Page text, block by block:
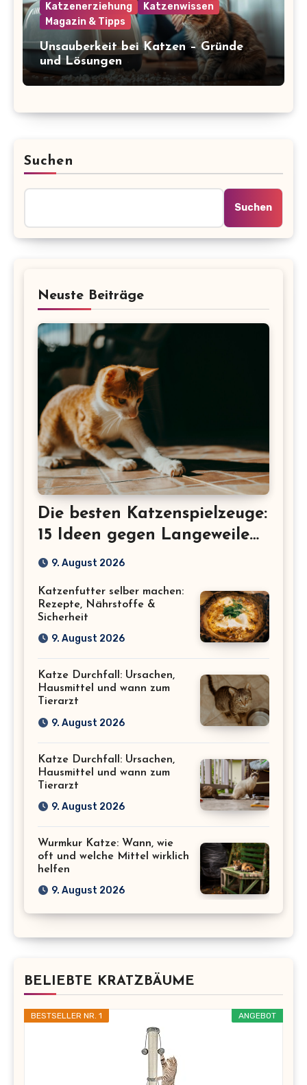
Katzenerziehung
Katzenwissen
Magazin & Tipps
Unsauberkeit bei Katzen – Gründe
und Lösungen
Suchen
Suchen
Neuste Beiträge
Die besten Katzenspielzeuge:
15 Ideen gegen Langeweile
bei Wohnungskatzen
9. August 2026
Katzenfutter selber machen:
Rezepte, Nährstoffe &
Sicherheit
9. August 2026
Katze Durchfall: Ursachen,
Hausmittel und wann zum
Tierarzt
9. August 2026
Katze Durchfall: Ursachen,
Hausmittel und wann zum
Tierarzt
9. August 2026
Wurmkur Katze: Wann, wie
oft und welche Mittel wirklich
helfen
9. August 2026
BELIEBTE KRATZBÄUME
ANGEBOT
BESTSELLER NR. 1